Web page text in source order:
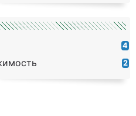
4
2